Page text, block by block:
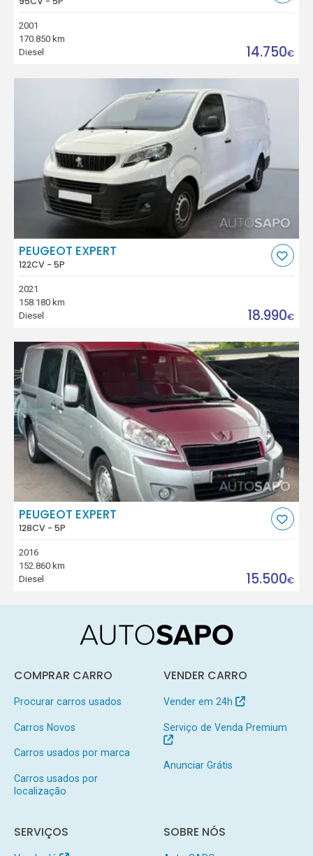
2001
170.850 km
Diesel
14.750€
PEUGEOT EXPERT
122CV - 5P
2021
158.180 km
Diesel
18.990€
PEUGEOT EXPERT
128CV - 5P
2016
152.860 km
Diesel
15.500€
COMPRAR CARRO
Procurar carros usados
Carros Novos
Carros usados por marca
Carros usados por
localização
VENDER CARRO
Vender em 24h
Serviço de Venda Premium
Anunciar Grátis
SERVIÇOS SOBRE NÓS